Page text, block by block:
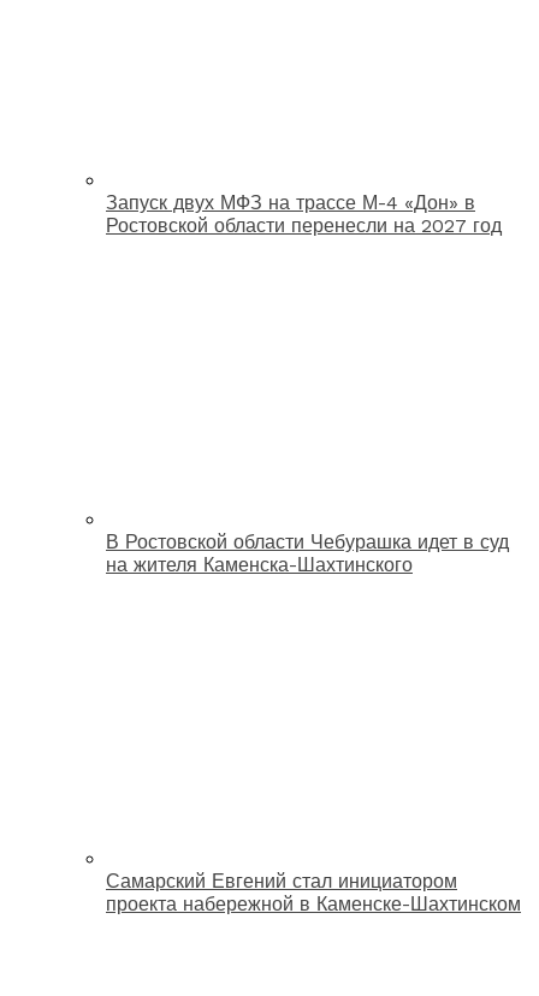
Запуск двух МФЗ на трассе М-4 «Дон» в
Ростовской области перенесли на 2027 год
В Ростовской области Чебурашка идет в суд
на жителя Каменска-Шахтинского
Самарский Евгений стал инициатором
проекта набережной в Каменске-Шахтинском